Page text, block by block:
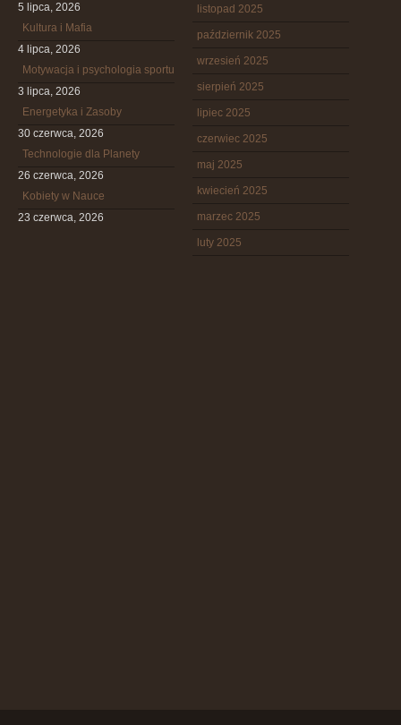
5 lipca, 2026
Kultura i Mafia
4 lipca, 2026
Motywacja i psychologia sportu
3 lipca, 2026
Energetyka i Zasoby
30 czerwca, 2026
Technologie dla Planety
26 czerwca, 2026
Kobiety w Nauce
23 czerwca, 2026
listopad 2025
październik 2025
wrzesień 2025
sierpień 2025
lipiec 2025
czerwiec 2025
maj 2025
kwiecień 2025
marzec 2025
luty 2025